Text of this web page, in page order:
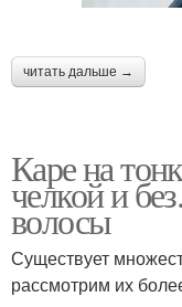
читать дальше →
Каре на
челкой и
волосы
Существует
рассмотрим их